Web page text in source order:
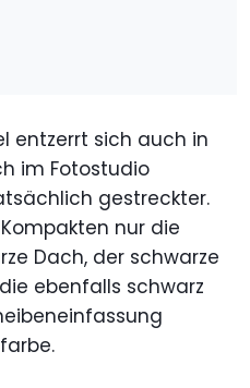
entzerrt sich auch in
im Fotostudio
gestreckter.
nur die
Dach, der schwarze
ebenfalls schwarz